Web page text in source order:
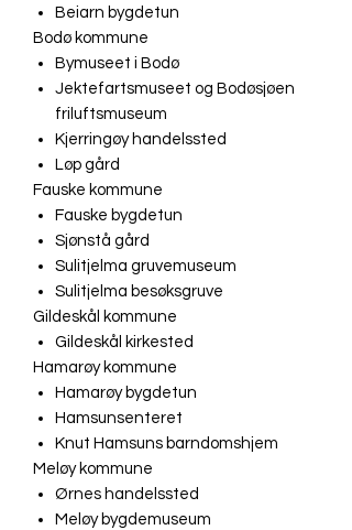
Beiarn bygdetun
Bodø kommune
Bymuseet i Bodø
Jektefartsmuseet og Bodøsjøen
friluftsmuseum
Kjerringøy handelssted
Løp gård
Fauske kommune
Fauske bygdetun
Sjønstå gård
Sulitjelma gruvemuseum
Sulitjelma besøksgruve
Gildeskål kommune
Gildeskål kirkested
Hamarøy kommune
Hamarøy bygdetun
Hamsunsenteret
Knut Hamsuns barndomshjem
Meløy kommune
Ørnes handelssted
Meløy bygdemuseum